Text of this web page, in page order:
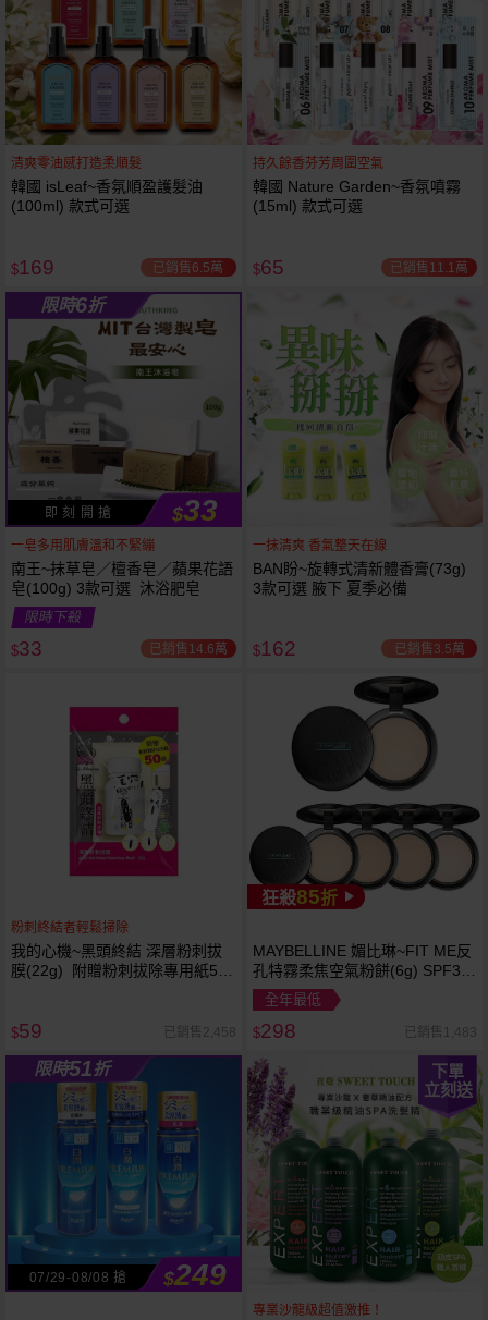
立刻送
清爽零油感打造柔順髮
韓國 isLeaf~香氛順盈護髮油
(100ml) 款式可選
$169 已銷售6.5萬
持久餘香芬芳周圍空氣
韓國 Nature Garden~香氛噴霧
(15ml) 款式可選
$65 已銷售11.1萬
限時6折
即 刻 開 搶 $33
一皂多用肌膚溫和不緊繃
南王~抹草皂／檀香皂／蘋果花語
皂(100g) 3款可選 沐浴肥皂
限時下殺
$33 已銷售14.6萬
一抹清爽 香氣整天在線
BAN盼~旋轉式清新體香膏(73g)
3款可選 腋下 夏季必備
$162 已銷售3.5萬
粉刺終結者輕鬆掃除
我的心機~黑頭終結 深層粉刺拔
膜(22g) 附贈粉刺拔除專用紙50
$59 已銷售2,458
狂殺85折
MAYBELLINE 媚比琳~FIT ME反
孔特霧柔焦空氣粉餅(6g) SPF32
PA+++ 款式可選 空氣小圓餅
全年最低
$298 已銷售1,483
限時51折
07/29-08/08 搶 $249
下單
立刻送
專業沙龍級超值激推！